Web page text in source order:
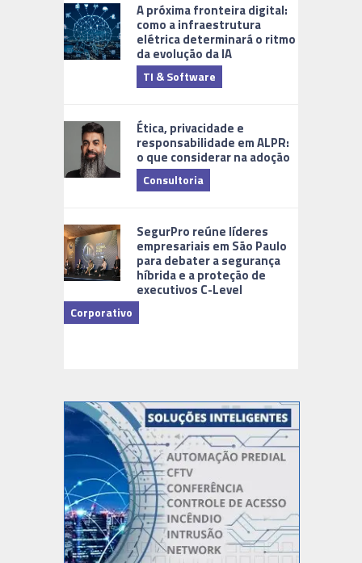
A próxima fronteira digital:
como a infraestrutura
elétrica determinará o ritmo
da evolução da IA
TI & Software
Ética, privacidade e
responsabilidade em ALPR:
o que considerar na adoção
Consultoria
SegurPro reúne líderes
empresariais em São Paulo
para debater a segurança
híbrida e a proteção de
executivos C-Level
Corporativo